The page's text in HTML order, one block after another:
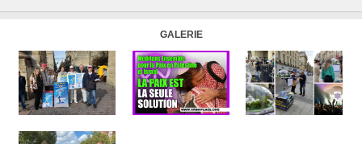
GALERIE